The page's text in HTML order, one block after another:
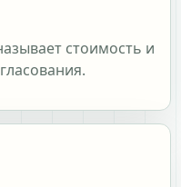
стоимость и